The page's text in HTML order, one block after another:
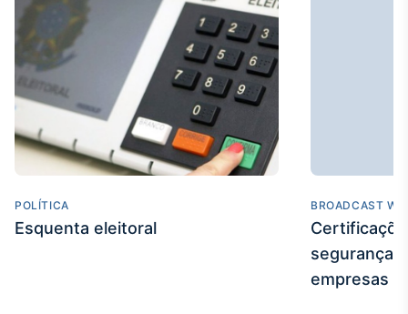
Investimentos
Em breve
Tokenização
de ativos
Em breve
POLÍTICA
Esquenta eleitoral
BROADCAST
segurança
empresas